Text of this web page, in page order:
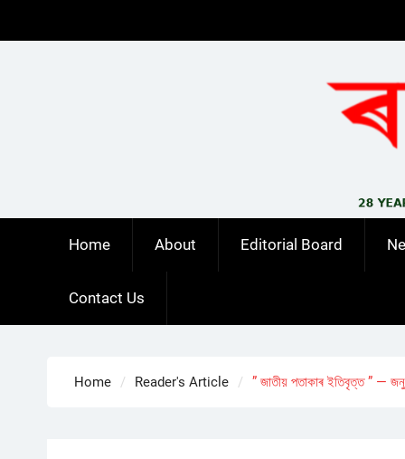
Home About Editorial Board
Contact Us
Home Reader's Article ” জাতীয় পতাকাৰ ইতিবৃত্ত ” — জনু